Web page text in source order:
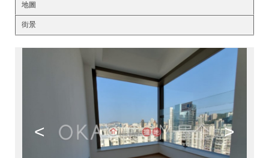
地圖
街景
< >